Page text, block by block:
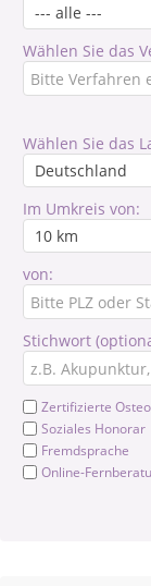
Wählen Sie das
Wählen Sie das
Im Umkreis von:
von:
Stichwort
Zertifizierte
Soziales Honorar
Fremdsprache
Online-